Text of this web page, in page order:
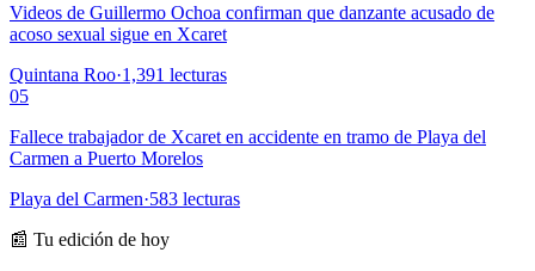
Videos de Guillermo Ochoa confirman que danzante acusado de
acoso sexual sigue en Xcaret
Quintana Roo·1,391 lecturas
05
Fallece trabajador de Xcaret en accidente en tramo de Playa del
Carmen a Puerto Morelos
Playa del Carmen·583 lecturas
📰 Tu edición de hoy